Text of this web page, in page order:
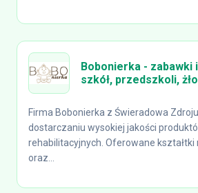
Bobonierka - zabawki
szkół, przedszkoli,
Firma Bobonierka z Świeradowa
dostarczaniu wysokiej jakości
rehabilitacyjnych. Oferowane kształtki
oraz...